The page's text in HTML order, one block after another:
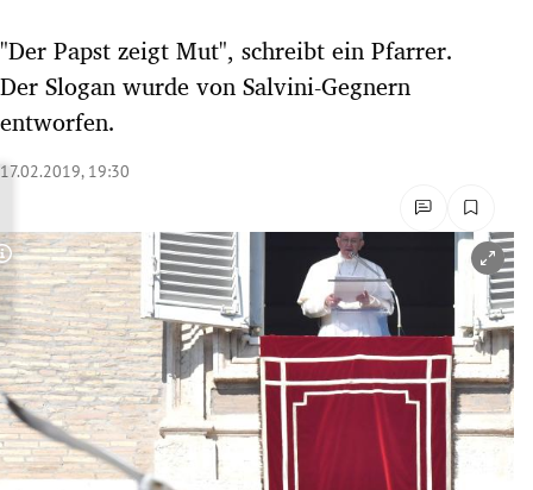
Untermenü
Untermenü
Untermenü
Untermenü
Untermenü
Untermenü
"Der Papst zeigt Mut", schreibt ein Pfarrer.
Der Slogan wurde von Salvini-Gegnern
entworfen.
17.02.2019, 19:30
Copyright-Hinweis öffnen/schließen